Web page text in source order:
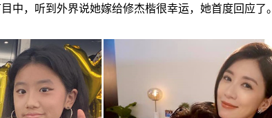
中，听到外界说她嫁给修杰楷很幸运，她首度回应了。